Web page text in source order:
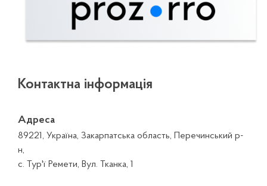
Контактна інформація
Адреса
89221, Україна, Закарпатська область, Перечинський р-
н,
с. Тур'ї Ремети, Вул. Тканка, 1